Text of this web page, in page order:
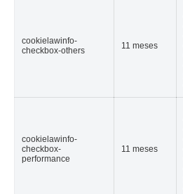
cookielawinfo-
checkbox-others
11 meses
cookielawinfo-
checkbox-
performance
11 meses